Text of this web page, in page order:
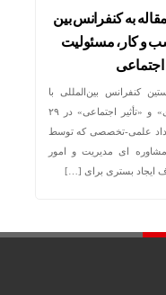
به کنفرانس بین
و کار، مسئولیت
اجتماعی
کنفرانس بین‌المللی با
محوریت پیوند راهبردی بین «عملکرد اقتصادی» و «تأثیر اجتماعی» در ۲۹
علمی-تخصصی که توسط
ای مدیریت و امور
هدف ایجاد بستری برای […]